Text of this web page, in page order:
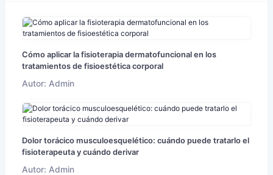
Cómo aplicar la fisioterapia dermatofuncional en los
tratamientos de fisioestética corporal
Autor: Admin
Dolor torácico musculoesquelético: cuándo puede tratarlo el
fisioterapeuta y cuándo derivar
Autor: Admin